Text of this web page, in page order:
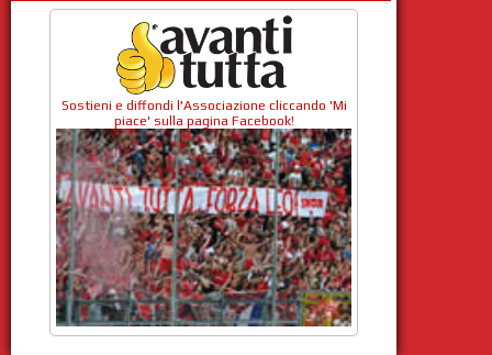
Sostieni e diffondi l'Associazione cliccando 'Mi
piace' sulla pagina Facebook!